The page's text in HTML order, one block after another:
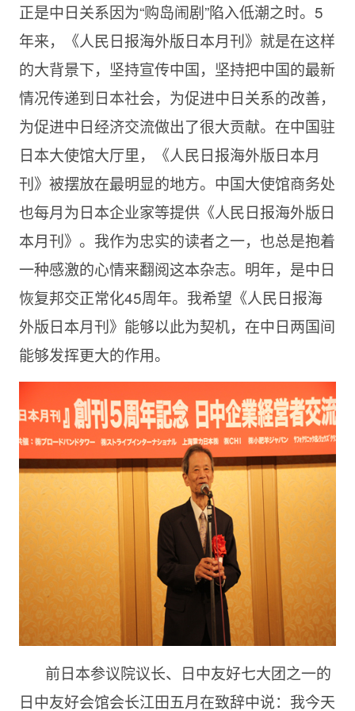
正是中日关系因为“购岛闹剧”陷入低潮之时。5
年来，《人民日报海外版日本月刊》就是在这样
的大背景下，坚持宣传中国，坚持把中国的最新
情况传递到日本社会，为促进中日关系的改善，
为促进中日经济交流做出了很大贡献。在中国驻
日本大使馆大厅里，《人民日报海外版日本月
刊》被摆放在最明显的地方。中国大使馆商务处
也每月为日本企业家等提供《人民日报海外版日
本月刊》。我作为忠实的读者之一，也总是抱着
一种感激的心情来翻阅这本杂志。明年，是中日
恢复邦交正常化45周年。我希望《人民日报海
外版日本月刊》能够以此为契机，在中日两国间
能够发挥更大的作用。
前日本参议院议长、日中友好七大团之一的
日中友好会馆会长江田五月在致辞中说：我今天